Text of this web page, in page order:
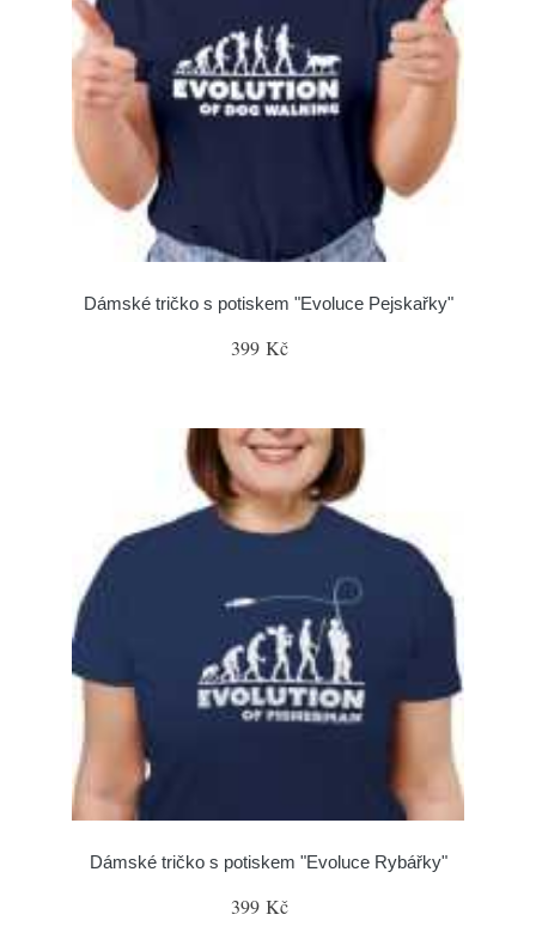
Dámské tričko s potiskem "Evoluce Pejskařky"
399 Kč
Dámské tričko s potiskem "Evoluce Rybářky"
399 Kč